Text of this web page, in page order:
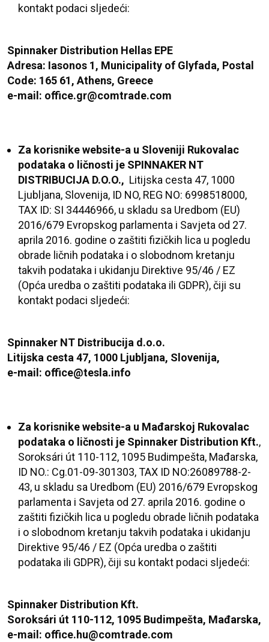
kontakt podaci sljedeći:
Spinnaker Distribution Hellas EPE
Adresa: Iasonos 1, Μunicipality of Glyfada, Postal
Code: 165 61, Athens, Greece
e-mail: office.gr@comtrade.com
Za korisnike website-a u Sloveniji Rukovalac
podataka o ličnosti je SPINNAKER NT
DISTRIBUCIJA D.O.O., Litijska cesta 47, 1000
Ljubljana, Slovenija, ID NO, REG NO: 6998518000,
TAX ID: SI 34446966, u skladu sa Uredbom (EU)
2016/679 Evropskog parlamenta i Savjeta od 27.
aprila 2016. godine o zaštiti fizičkih lica u pogledu
obrade ličnih podataka i o slobodnom kretanju
takvih podataka i ukidanju Direktive 95/46 / EZ
(Opća uredba o zaštiti podataka ili GDPR),čiji su
kontakt podaci sljedeći:
Spinnaker NT Distribucija d.o.o.
Litijska cesta 47, 1000 Ljubljana, Slovenija,
e-mail: office@tesla.info
Za korisnike website-a u Mađarskoj Rukovalac
podataka o ličnosti je Spinnaker Distribution Kft.,
Soroksári út 110-112, 1095 Budimpešta, Mađarska,
ID NO.: Cg.01-09-301303, TAX ID NO:26089788-2-
43, u skladu sa Uredbom (EU) 2016/679 Evropskog
parlamenta i Savjeta od 27. aprila 2016. godine o
zaštiti fizičkih lica u pogledu obrade ličnih podataka
i o slobodnom kretanju takvih podataka i ukidanju
Direktive 95/46 / EZ (Opća uredba o zaštiti
podataka ili GDPR),čiji su kontakt podaci sljedeći:
Spinnaker Distribution Kft.
Soroksári út 110-112, 1095 Budimpešta, Mađarska,
e-mail: office.hu@comtrade.com